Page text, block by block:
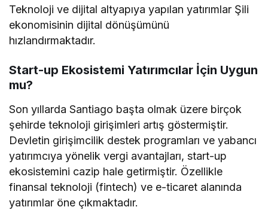
Teknoloji ve dijital altyapıya yapılan yatırımlar Şili
ekonomisinin dijital dönüşümünü
hızlandırmaktadır.
Start-up Ekosistemi Yatırımcılar İçin Uygun
mu?
Son yıllarda Santiago başta olmak üzere birçok
şehirde teknoloji girişimleri artış göstermiştir.
Devletin girişimcilik destek programları ve yabancı
yatırımcıya yönelik vergi avantajları, start-up
ekosistemini cazip hale getirmiştir. Özellikle
finansal teknoloji (fintech) ve e-ticaret alanında
yatırımlar öne çıkmaktadır.